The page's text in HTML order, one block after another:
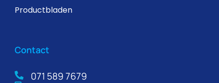
Productbladen
Contact
071 589 7679